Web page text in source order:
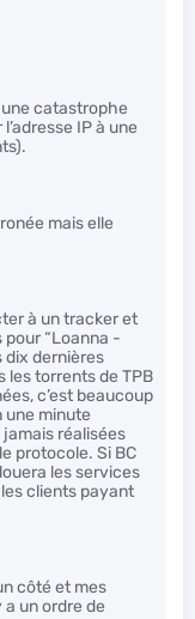
une catastrophe
IP à une
mais elle
à un tracker et
pour “Loanna -
dix dernières
les torrents de TPB
c’est beaucoup
une minute
réalisées
protocole. Si BC
les services
clients payant
côté et mes
a un ordre de